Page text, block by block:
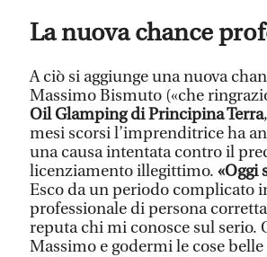
La nuova chance
A ciò si aggiunge una nuova
Massimo Bismuto («che
Oil Glamping di Principina Terra
mesi scorsi l’imprenditrice ha
una causa intentata contro il
licenziamento illegittimo. «Oggi
Esco da un periodo complicato
professionale di persona
reputa chi mi conosce sul
Massimo e godermi le cose